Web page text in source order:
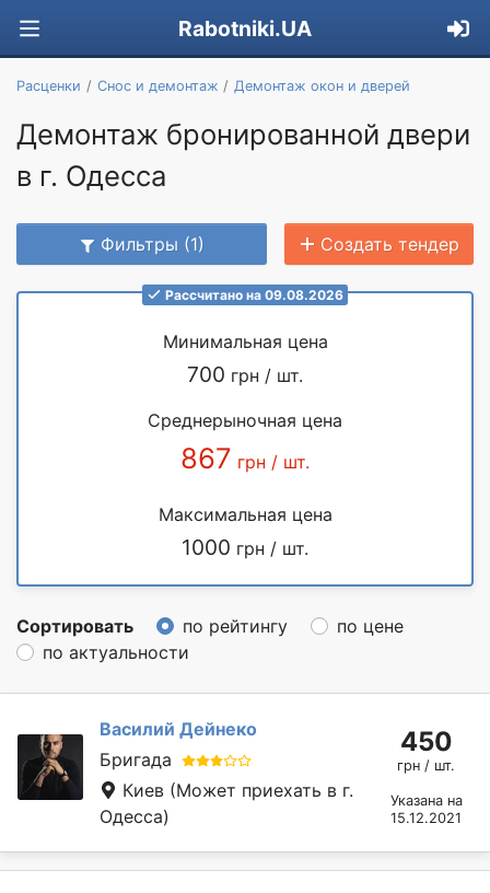
Rabotniki.UA
Расценки Снос и демонтаж Демонтаж окон и дверей
Демонтаж бронированной двери
в г. Одесса
Фильтры (1) Создать тендер
Рассчитано на 09.08.2026
Минимальная цена
700 грн / шт.
Среднерыночная цена
867 грн / шт.
Максимальная цена
1000 грн / шт.
Сортировать по рейтингу
по цене
по актуальности
Василий Дейнеко
Бригада
Киев (Может приехать в г.
Одесса)
450
грн / шт.
Указана на
15.12.2021